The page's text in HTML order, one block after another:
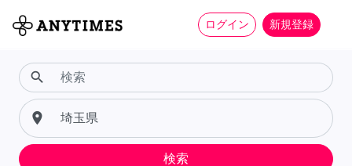
ログイン 新規登録
search
place
検索